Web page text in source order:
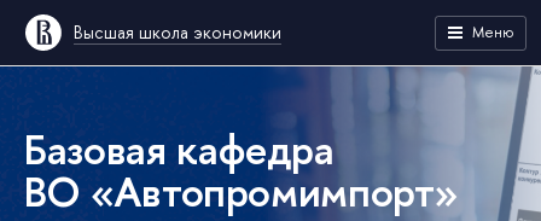
Высшая школа экономики Меню
Базовая кафедра
ВО «Автопромимпорт»